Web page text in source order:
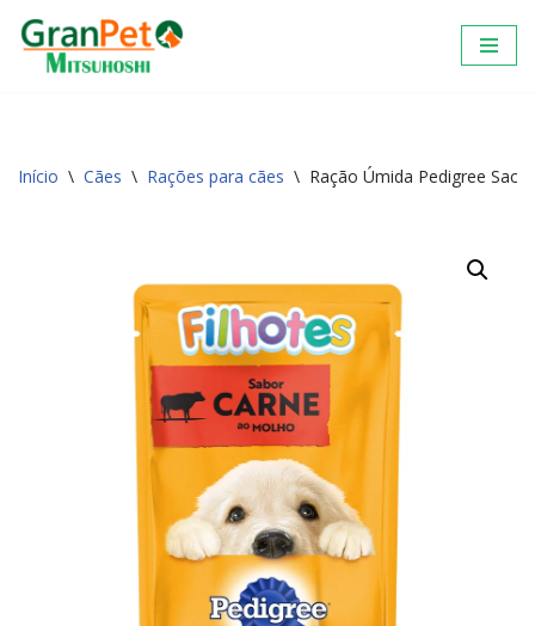
Pular
Início \ Cães \ Rações para cães \ Ração Úmida Pedigree